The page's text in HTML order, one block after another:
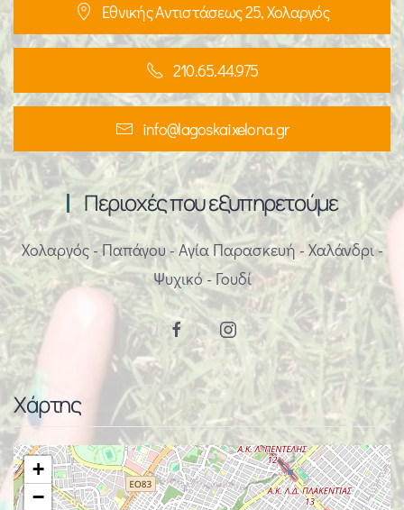
Εθνικής Αντιστάσεως 25, Χολαργός
210.65.44.975
info@lagoskaixelona.gr
Περιοχές που εξυπηρετούμε
Χολαργός - Παπάγου - Αγία Παρασκευή - Χαλάνδρι -
Ψυχικό - Γουδί
Χάρτης
+
−